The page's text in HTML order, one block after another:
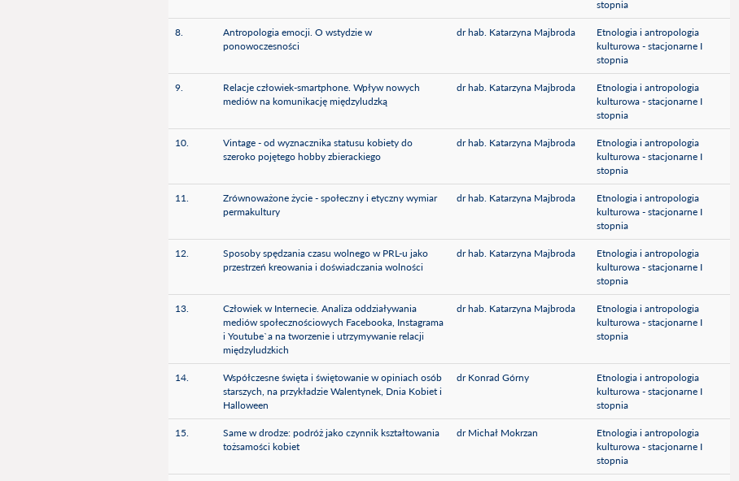
stopnia
8.
Antropologia emocji. O wstydzie w
ponowoczesności
dr hab. Katarzyna Majbroda
Etnologia i antropologia
kulturowa - stacjonarne I
stopnia
9.
Relacje człowiek-smartphone. Wpływ nowych
mediów na komunikację międzyludzką
dr hab. Katarzyna Majbroda
Etnologia i antropologia
kulturowa - stacjonarne I
stopnia
10.
Vintage - od wyznacznika statusu kobiety do
szeroko pojętego hobby zbierackiego
dr hab. Katarzyna Majbroda
Etnologia i antropologia
kulturowa - stacjonarne I
stopnia
11.
Zrównoważone życie - społeczny i etyczny wymiar
permakultury
dr hab. Katarzyna Majbroda
Etnologia i antropologia
kulturowa - stacjonarne I
stopnia
12.
Sposoby spędzania czasu wolnego w PRL-u jako
przestrzeń kreowania i doświadczania wolności
dr hab. Katarzyna Majbroda
Etnologia i antropologia
kulturowa - stacjonarne I
stopnia
13.
Człowiek w Internecie. Analiza oddziaływania
mediów społecznościowych Facebooka, Instagrama
i Youtube`a na tworzenie i utrzymywanie relacji
międzyludzkich
dr hab. Katarzyna Majbroda
Etnologia i antropologia
kulturowa - stacjonarne I
stopnia
14.
Współczesne święta i świętowanie w opiniach osób
starszych, na przykładzie Walentynek, Dnia Kobiet i
Halloween
dr Konrad Górny
Etnologia i antropologia
kulturowa - stacjonarne I
stopnia
15.
Same w drodze: podróż jako czynnik kształtowania
tożsamości kobiet
dr Michał Mokrzan
Etnologia i antropologia
kulturowa - stacjonarne I
stopnia